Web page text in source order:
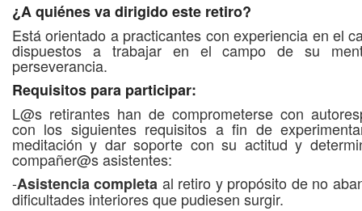
¿A quiénes va dirigido este retiro?
Está orientado a practicantes con experiencia en el
dispuestos a trabajar en el campo de su
perseverancia.
Requisitos para participar:
L@s retirantes han de comprometerse con
con los siguientes requisitos a fin de
meditación y dar soporte con su actitud y
compañer@s asistentes:
-Asistencia completa al retiro y propósito de no
dificultades interiores que pudiesen surgir.